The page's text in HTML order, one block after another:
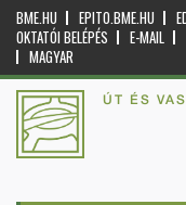
BME.HU EPITO.BME.HU
OKTATÓI BELÉPÉS
E-MAIL
MAGYAR
ÚT ÉS